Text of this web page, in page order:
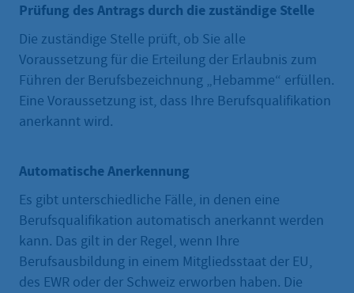
Prüfung des Antrags durch die zuständige Stelle
Die zuständige Stelle prüft, ob Sie alle
Voraussetzung für die Erteilung der Erlaubnis zum
Führen der Berufsbezeichnung „Hebamme“ erfüllen.
Eine Voraussetzung ist, dass Ihre Berufsqualifikation
anerkannt wird.
Automatische Anerkennung
Es gibt unterschiedliche Fälle, in denen eine
Berufsqualifikation automatisch anerkannt werden
kann. Das gilt in der Regel, wenn Ihre
Berufsausbildung in einem Mitgliedsstaat der EU,
des EWR oder der Schweiz erworben haben. Die